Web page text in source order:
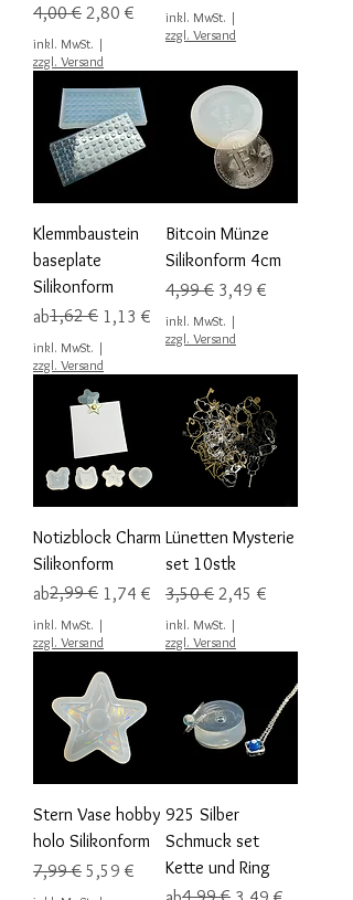
Standardpreis
4,00 € Sale-Preis
2,80 €
inkl. MwSt. |
zzgl. Versand
inkl. MwSt. |
zzgl. Versand
Klemmbaustein
baseplate
Silikonform
ab
Standardpreis
1,62 € 1,13 €
Sale-Preis
inkl. MwSt. |
zzgl. Versand
Bitcoin Münze
Silikonform 4cm
Standardpreis
4,99 € Sale-Preis
3,49 €
inkl. MwSt. |
zzgl. Versand
Notizblock Charm
Silikonform
ab
Standardpreis
2,99 € 1,74 €
Sale-Preis
inkl. MwSt. |
zzgl. Versand
Lünetten Mysterie
set 10stk
Standardpreis
3,50 € Sale-Preis
2,45 €
inkl. MwSt. |
zzgl. Versand
Stern Vase hobby
holo Silikonform
Standardpreis
7,99 € Sale-Preis
5,59 €
925 Silber
Schmuck set
Kette und Ring